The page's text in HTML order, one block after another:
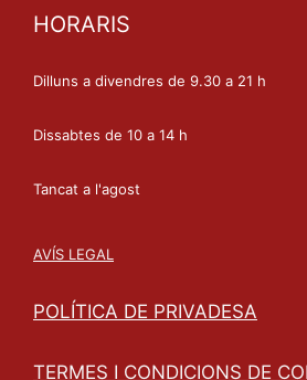
HORARIS
Dilluns a divendres de 9.30 a 21 h
Dissabtes de 10 a 14 h
Tancat a l'agost
AVÍS LEGAL
POLÍTICA DE PRIVADESA
TERMES I CONDICIONS DE